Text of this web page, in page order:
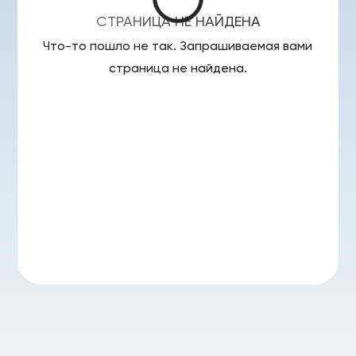
СТРАНИЦА НЕ НАЙДЕНА
Что-то пошло не так. Запрашиваемая вами
страница не найдена.